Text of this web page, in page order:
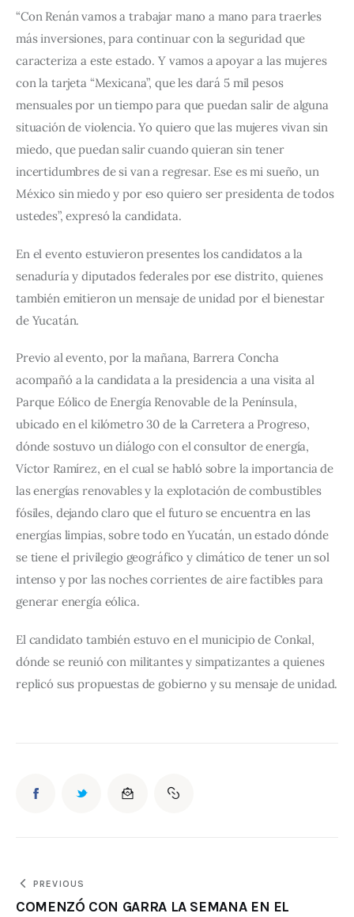
“Con Renán vamos a trabajar mano a mano para traerles
más inversiones, para continuar con la seguridad que
caracteriza a este estado. Y vamos a apoyar a las mujeres
con la tarjeta “Mexicana”, que les dará 5 mil pesos
mensuales por un tiempo para que puedan salir de alguna
situación de violencia. Yo quiero que las mujeres vivan sin
miedo, que puedan salir cuando quieran sin tener
incertidumbres de si van a regresar. Ese es mi sueño, un
México sin miedo y por eso quiero ser presidenta de todos
ustedes”, expresó la candidata.
En el evento estuvieron presentes los candidatos a la
senaduría y diputados federales por ese distrito, quienes
también emitieron un mensaje de unidad por el bienestar
de Yucatán.
Previo al evento, por la mañana, Barrera Concha
acompañó a la candidata a la presidencia a una visita al
Parque Eólico de Energía Renovable de la Península,
ubicado en el kilómetro 30 de la Carretera a Progreso,
dónde sostuvo un diálogo con el consultor de energía,
Víctor Ramírez, en el cual se habló sobre la importancia de
las energías renovables y la explotación de combustibles
fósiles, dejando claro que el futuro se encuentra en las
energías limpias, sobre todo en Yucatán, un estado dónde
se tiene el privilegio geográfico y climático de tener un sol
intenso y por las noches corrientes de aire factibles para
generar energía eólica.
El candidato también estuvo en el municipio de Conkal,
dónde se reunió con militantes y simpatizantes a quienes
replicó sus propuestas de gobierno y su mensaje de unidad.
PREVIOUS
COMENZÓ CON GARRA LA SEMANA EN EL